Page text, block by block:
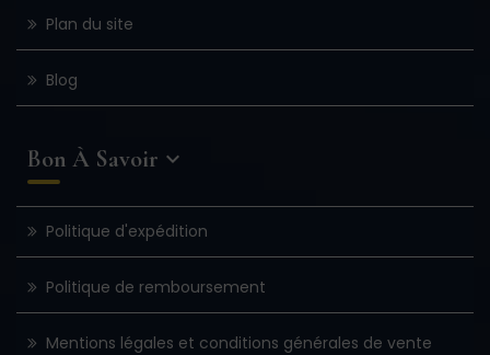
Plan du site
Blog
Bon À Savoir 
Politique d'expédition
Politique de remboursement
Mentions légales et conditions générales de vente